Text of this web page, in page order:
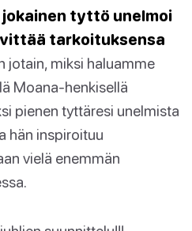
jokainen tyttö unelmoi
tarkoituksensa
jotain, miksi haluamme
Moana-henkisellä
pienen tyttäresi unelmista
hän inspiroituu
vielä enemmän